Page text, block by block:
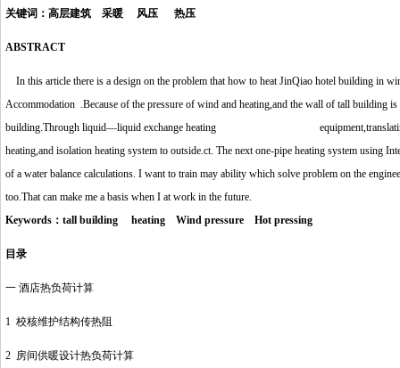
关键词：高层建筑 采暖 风压 热压
ABSTRACT
In this article there is a design on the problem that how to heat JinQiao hotel building in
Accommodation .Because of the pressure of wind and heating,and the wall of tall building
building.Through liquid—liquid exchange heating
heating,and isolation heating system to outside.ct. The next one-pipe heating system using
of a water balance calculations. I want to train may ability which solve problem on the
too.That can make me a basis when I at work in the future.
Keywords：tall building heating Wind pressure Hot pressing
目录
一 酒店热负荷计算
1 校核维护结构传热阻
2 房间供暖设计热负荷计算